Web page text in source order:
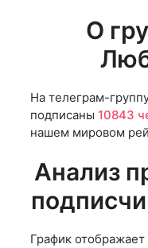
О
На телеграм-
подписаны 10843
нашем мировом
Анализ
График отображает